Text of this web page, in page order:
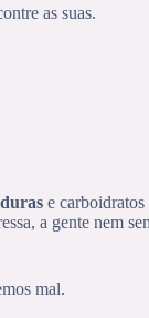
as suas.
e
a gente nem
mal.